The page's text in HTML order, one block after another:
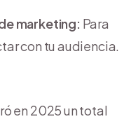
marketing: Para
con tu audiencia.
en 2025 un total